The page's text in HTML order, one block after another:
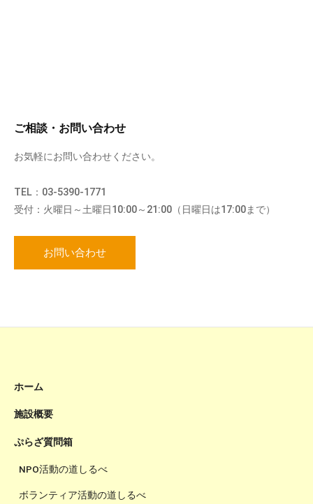
ご相談・お問い合わせ
お気軽にお問い合わせください。
TEL：03-5390-1771
受付：火曜日～土曜日10:00～21:00（日曜日は17:00まで）
お問い合わせ
ホーム
施設概要
ぷらざ質問箱
NPO活動の道しるべ
ボランティア活動の道しるべ